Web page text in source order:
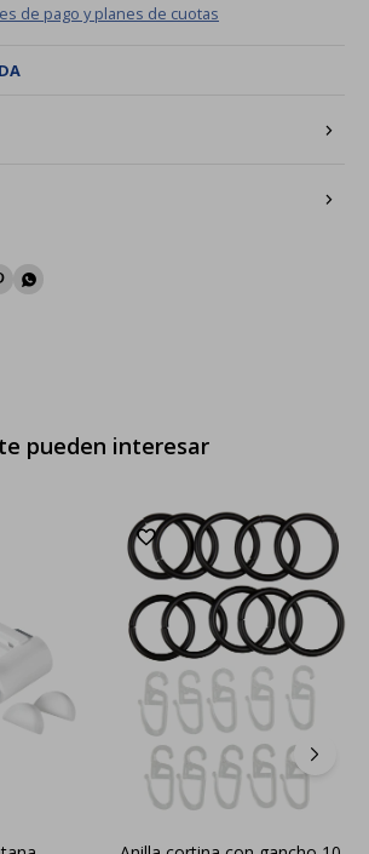
de pago y planes de cuotas

pueden interesar